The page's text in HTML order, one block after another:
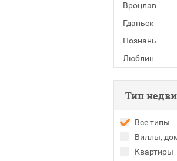
Вроцлав
Гданьск
Познань
Люблин
Тип
Все типы
Виллы,
Квартиры